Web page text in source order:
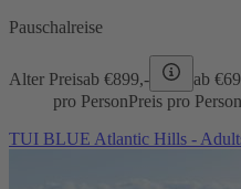
Pauschalreise
Alter Preisab €899,- ab €
pro PersonPreis pro Person
TUI BLUE Atlantic Hills -